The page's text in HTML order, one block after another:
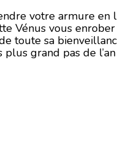
votre armure en l
Vénus vous enrober
toute sa bienveillanc
grand pas de l’an